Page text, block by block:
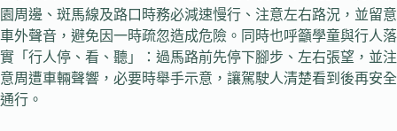
園周邊、斑馬線及路口時務必減速慢行、注意左右路況，並留意
車外聲音，避免因一時疏忽造成危險。同時也呼籲學童與行人落
實「行人停、看、聽」：過馬路前先停下腳步、左右張望，並注
意周遭車輛聲響，必要時舉手示意，讓駕駛人清楚看到後再安全
通行。